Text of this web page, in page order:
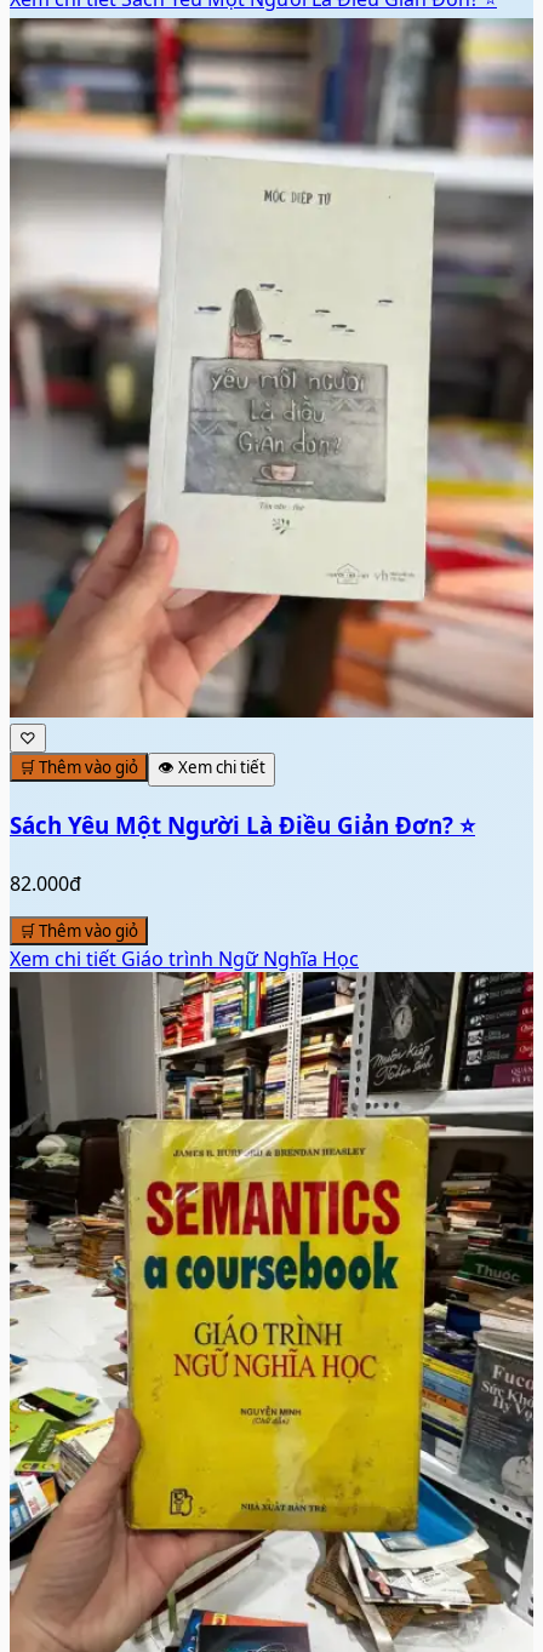
♡
🛒 Thêm vào giỏ
👁️ Xem chi tiết
Sách Yêu Một Người Là Điều Giản Đơn? ⭐
82.000đ
🛒 Thêm vào giỏ
Xem chi tiết Giáo trình Ngữ Nghĩa Học